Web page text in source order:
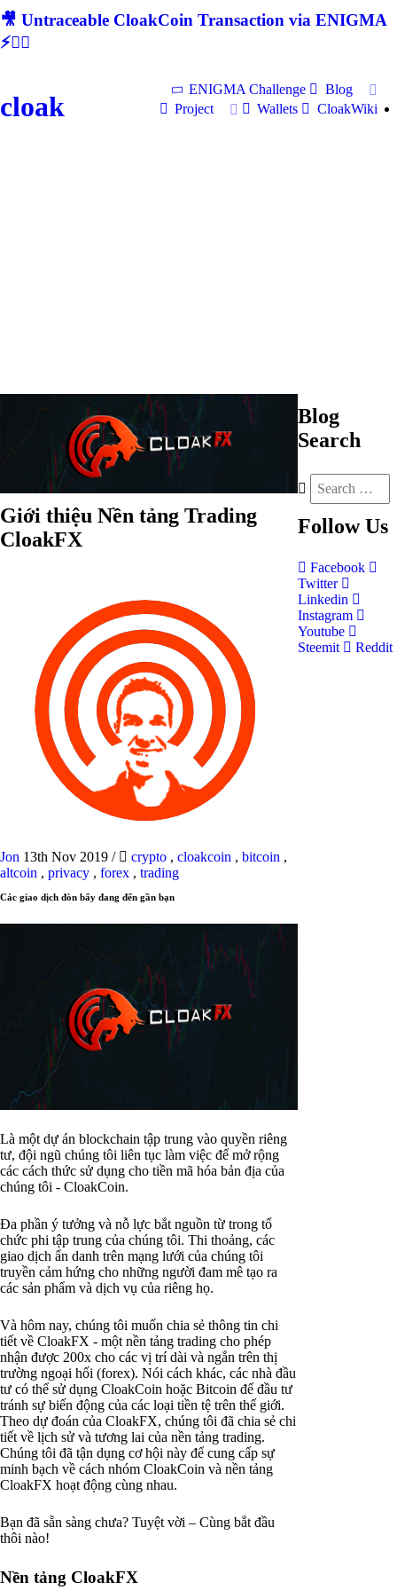
🎥 Untraceable CloakCoin Transaction via ENIGMA
⚡🕵‍♂
cloak
ENIGMA Challenge
Blog
Project
Wallets CloakWiki
Giới thiệu Nền tảng Trading
CloakFX
Jon 13th Nov 2019 / crypto , cloakcoin , bitcoin ,
altcoin , privacy , forex , trading
Các giao dịch đòn bẩy đang đến gần bạn
Là một dự án blockchain tập trung vào quyền riêng
tư, đội ngũ chúng tôi liên tục làm việc để mở rộng
các cách thức sử dụng cho tiền mã hóa bản địa của
chúng tôi - CloakCoin.
Đa phần ý tưởng và nỗ lực bắt nguồn từ trong tổ
chức phi tập trung của chúng tôi. Thi thoảng, các
giao dịch ẩn danh trên mạng lưới của chúng tôi
truyền cảm hứng cho những người đam mê tạo ra
các sản phẩm và dịch vụ của riêng họ.
Và hôm nay, chúng tôi muốn chia sẻ thông tin chi
tiết về CloakFX - một nền tảng trading cho phép
nhận được 200x cho các vị trí dài và ngắn trên thị
trường ngoại hối (forex). Nói cách khác, các nhà đầu
tư có thể sử dụng CloakCoin hoặc Bitcoin để đầu tư
tránh sự biến động của các loại tiền tệ trên thế giới.
Theo dự đoán của CloakFX, chúng tôi đã chia sẻ chi
tiết về lịch sử và tương lai của nền tảng trading.
Chúng tôi đã tận dụng cơ hội này để cung cấp sự
minh bạch về cách nhóm CloakCoin và nền tảng
CloakFX hoạt động cùng nhau.
Bạn đã sẵn sàng chưa? Tuyệt vời – Cùng bắt đầu
thôi nào!
Nền tảng CloakFX
Blog
Search
Follow Us
Facebook
Twitter
Linkedin
Instagram
Youtube
Steemit
Reddit